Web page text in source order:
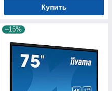
Купить
–15%